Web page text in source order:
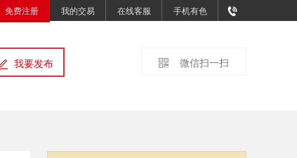
免费注册 我的交易 在线客服 手机有色
我要发布 微信扫一扫